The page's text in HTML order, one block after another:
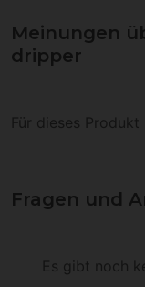
Meinungen
dripper
Für dieses
Fragen und
Es gibt noch